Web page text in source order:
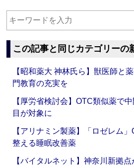
この記事と同じカテゴリーの
【昭和薬大 神林氏ら】獣医師と
門教育の充実を
【厚労省検討会】OTC類似薬で
目が対象に
【アリナミン製薬】「ロゼレム
整える睡眠改善薬
【バイタルネット】神奈川新拠